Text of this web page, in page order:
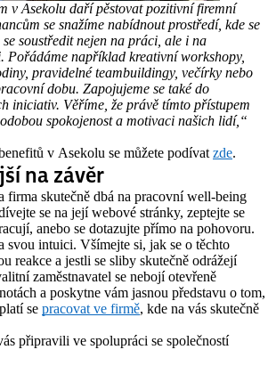
v Asekolu daří pěstovat pozitivní firemní
se snažíme nabídnout prostředí, kde se
soustředit nejen na práci, ale i na
Pořádáme například kreativní workshopy,
pravidelné teambuildingy, večírky nebo
dobu. Zapojujeme se také do
iniciativ. Věříme, že právě tímto přístupem
spokojenost a motivaci našich lidí,“
v Asekolu se můžete podívat zde.
na závěr
firma skutečně dbá na pracovní well-being
se na její webové stránky, zeptejte se
anebo se dotazujte přímo na pohovoru.
svou intuici. Všímejte si, jak se o těchto
reakce a jestli se sliby skutečně odrážejí
zaměstnavatel se nebojí otevřeně
a poskytne vám jasnou představu o tom,
se pracovat ve firmě, kde na vás skutečně
připravili ve spolupráci se společností